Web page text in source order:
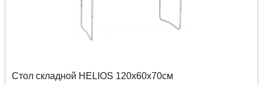
Стол складной HELIOS 120x60x70см